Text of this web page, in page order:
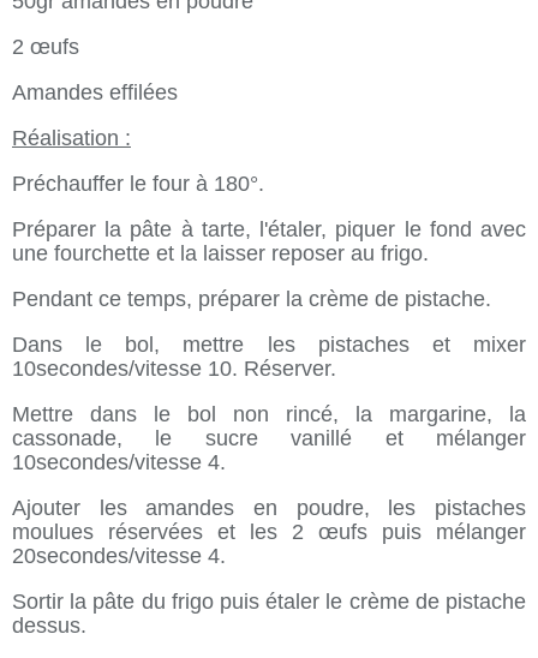
2 œufs
Amandes effilées
Réalisation :
Préchauffer le four à 180°.
Préparer la pâte à tarte, l'étaler, piquer le fond avec
une fourchette et la laisser reposer au frigo.
Pendant ce temps, préparer la crème de pistache.
Dans le bol, mettre les pistaches et mixer
10secondes/vitesse 10. Réserver.
Mettre dans le bol non rincé, la margarine, la
cassonade, le sucre vanillé et mélanger
10secondes/vitesse 4.
Ajouter les amandes en poudre, les pistaches
moulues réservées et les 2 œufs puis mélanger
20secondes/vitesse 4.
Sortir la pâte du frigo puis étaler le crème de pistache
dessus.